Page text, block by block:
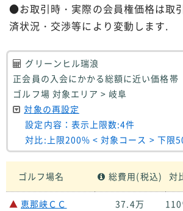
●お取引時・実際の会員権価格は取
済状況・交渉等により変動します.
グリーンヒル瑞浪
正会員の入会にかかる総額に近い価格帯
ゴルフ場 対象エリア > 岐阜
対象の再設定
設定内容：表示上限数:4件
対比:上限200% < 対象コース > 下限
ゴルフ場名 総費用(税込) 対
▲ 恵那峡ＣＣ 37.4万